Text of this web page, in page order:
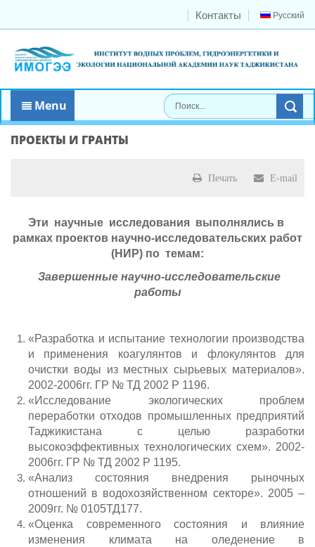
Русский
Контакты
Menu
ПРОЕКТЫ И ГРАНТЫ
Печать E-mail
Эти научные исследования выполнялись в
рамках проектов научно-исследовательских работ
(НИР) по темам:
Завершенные научно-исследовательские
работы
«Разработка и испытание технологии производства
и применения коагулянтов и флокулянтов для
очистки воды из местных сырьевых материалов».
2002-2006гг. ГР № ТД 2002 Р 1196.
«Исследование экологических проблем
переработки отходов промышленных предприятий
Таджикистана с целью разработки
высокоэффективных технологических схем». 2002-
2006гг. ГР № ТД 2002 Р 1195.
«Анализ состояния внедрения рыночных
отношений в водохозяйственном секторе». 2005 –
2009гг. № 0105ТД177.
«Оценка современного состояния и влияние
изменения климата на оледенение в